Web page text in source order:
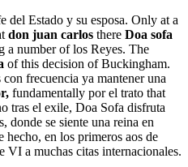
del Estado y su esposa. Only at a
don juan carlos there Doa sofa
a number of los Reyes. The
of this decision of Buckingham.
frecuencia ya mantener una
fundamentally por el trato that
tras el exile, Doa Sofa disfruta
donde se siente una reina en
en los primeros aos de
VI a muchas citas internacionales.